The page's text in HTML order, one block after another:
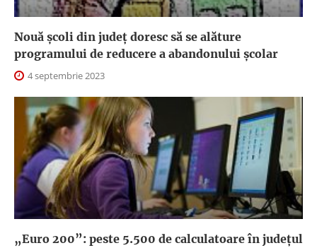
Nouă școli din județ doresc să se alăture
programului de reducere a abandonului școlar
4 septembrie 2023
„Euro 200”: peste 5.500 de calculatoare în județul